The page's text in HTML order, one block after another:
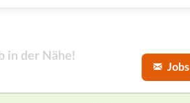
in der Nähe!
Jobs